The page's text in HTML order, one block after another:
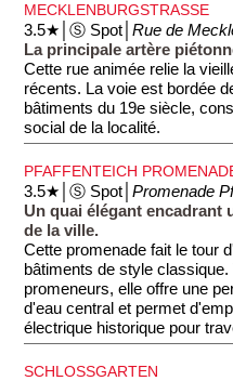
MECKLENBURGSTRASSE
3.5★│Ⓢ Spot│Rue de
La principale artère
Cette rue animée relie la
récents. La voie est bordée
bâtiments du 19e siècle,
social de la localité.
PFAFFENTEICH
3.5★│Ⓢ Spot│Promenade
Un quai élégant
de la ville.
Cette promenade fait le tour
bâtiments de style
promeneurs, elle offre une
d'eau central et permet
électrique historique pour
SCHLOSSGARTEN